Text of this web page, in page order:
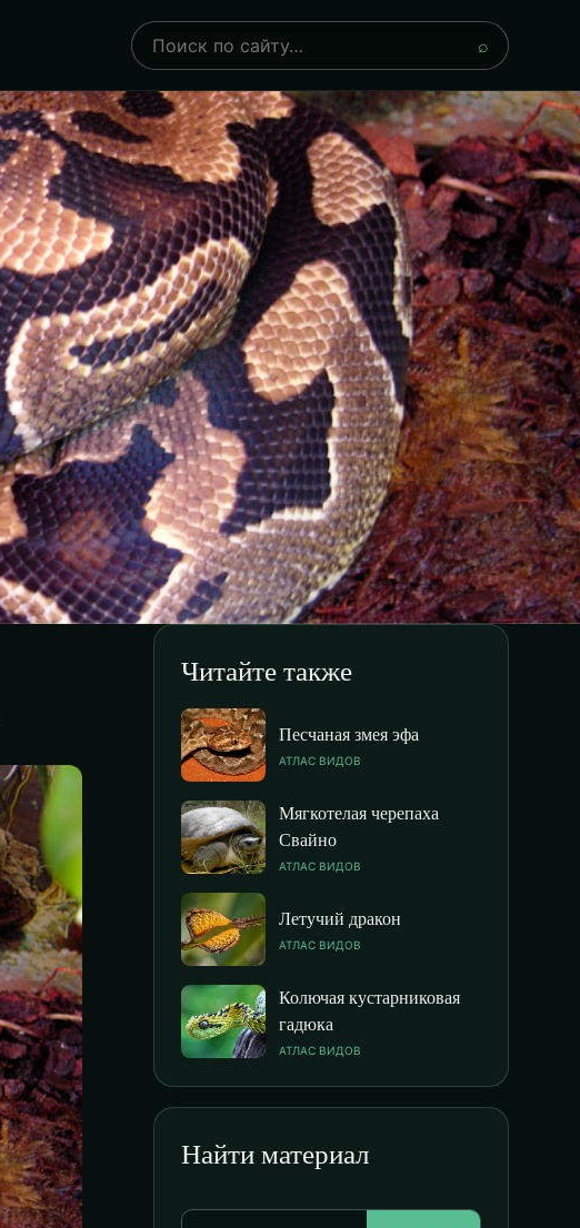
Поиск
⌕
Читайте также
Песчаная змея эфа
АТЛАС ВИДОВ
Мягкотелая черепаха
Свайно
АТЛАС ВИДОВ
Летучий дракон
АТЛАС ВИДОВ
Колючая кустарниковая
гадюка
АТЛАС ВИДОВ
Найти материал